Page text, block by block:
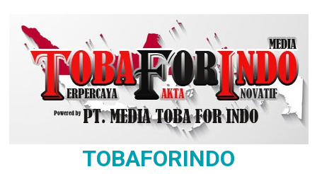
content
TOBAFORINDO